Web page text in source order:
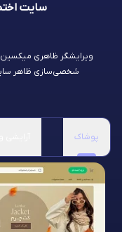
سایت
ویرایشگر ظاهری
شخصی‌سازی ظاهر
پوشاک